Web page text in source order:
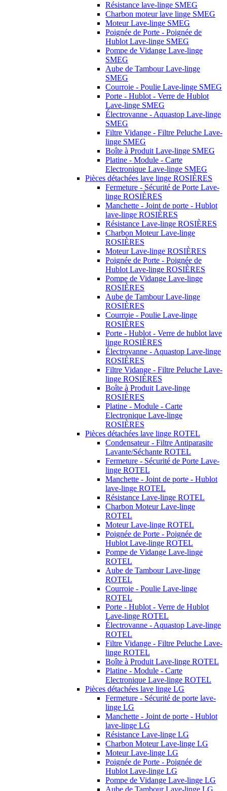
Résistance lave-linge SMEG
Charbon moteur lave linge SMEG
Moteur Lave-linge SMEG
Poignée de Porte - Poignée de
Hublot Lave-linge SMEG
Pompe de Vidange Lave-linge
SMEG
Aube de Tambour Lave-linge
SMEG
Courroie - Poulie Lave-linge SMEG
Porte - Hublot - Verre de Hublot
Lave-linge SMEG
Électrovanne - Aquastop Lave-linge
SMEG
Filtre Vidange - Filtre Peluche Lave-
linge SMEG
Boîte à Produit Lave-linge SMEG
Platine - Module - Carte
Electronique Lave-linge SMEG
Pièces détachées lave linge ROSIÈRES
Fermeture - Sécurité de Porte Lave-
linge ROSIÈRES
Manchette - Joint de porte - Hublot
lave-linge ROSIÈRES
Résistance Lave-linge ROSIÈRES
Charbon Moteur Lave-linge
ROSIÈRES
Moteur Lave-linge ROSIÈRES
Poignée de Porte - Poignée de
Hublot Lave-linge ROSIÈRES
Pompe de Vidange Lave-linge
ROSIÈRES
Aube de Tambour Lave-linge
ROSIÈRES
Courroie - Poulie Lave-linge
ROSIÈRES
Porte - Hublot - Verre de hublot lave
linge ROSIÈRES
Électrovanne - Aquastop Lave-linge
ROSIÈRES
Filtre Vidange - Filtre Peluche Lave-
linge ROSIÈRES
Boîte à Produit Lave-linge
ROSIÈRES
Platine - Module - Carte
Electronique Lave-linge
ROSIÈRES
Pièces détachées lave linge ROTEL
Condensateur - Filtre Antiparasite
Lavante/Séchante ROTEL
Fermeture - Sécurité de Porte Lave-
linge ROTEL
Manchette - Joint de porte - Hublot
lave-linge ROTEL
Résistance Lave-linge ROTEL
Charbon Moteur Lave-linge
ROTEL
Moteur Lave-linge ROTEL
Poignée de Porte - Poignée de
Hublot Lave-linge ROTEL
Pompe de Vidange Lave-linge
ROTEL
Aube de Tambour Lave-linge
ROTEL
Courroie - Poulie Lave-linge
ROTEL
Porte - Hublot - Verre de Hublot
Lave-linge ROTEL
Électrovanne - Aquastop Lave-linge
ROTEL
Filtre Vidange - Filtre Peluche Lave-
linge ROTEL
Boîte à Produit Lave-linge ROTEL
Platine - Module - Carte
Electronique Lave-linge ROTEL
Pièces détachées lave linge LG
Fermeture - Sécurité de porte lave-
linge LG
Manchette - Joint de porte - Hublot
lave-linge LG
Résistance Lave-linge LG
Charbon Moteur Lave-linge LG
Moteur Lave-linge LG
Poignée de Porte - Poignée de
Hublot Lave-linge LG
Pompe de Vidange Lave-linge LG
Aube de Tambour Lave-linge LG